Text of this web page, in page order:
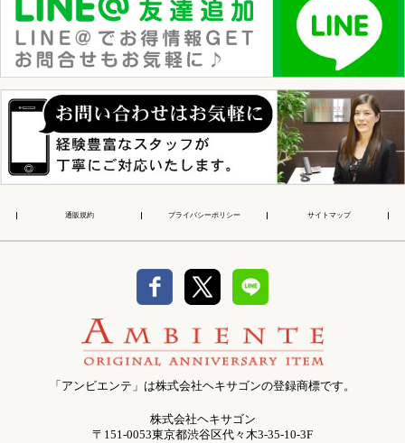
通販規約 プライバシーポリシー サイトマップ
「アンビエンテ」は株式会社ヘキサゴンの登録商標です。
株式会社ヘキサゴン
〒151-0053東京都渋谷区代々木3-35-10-3F